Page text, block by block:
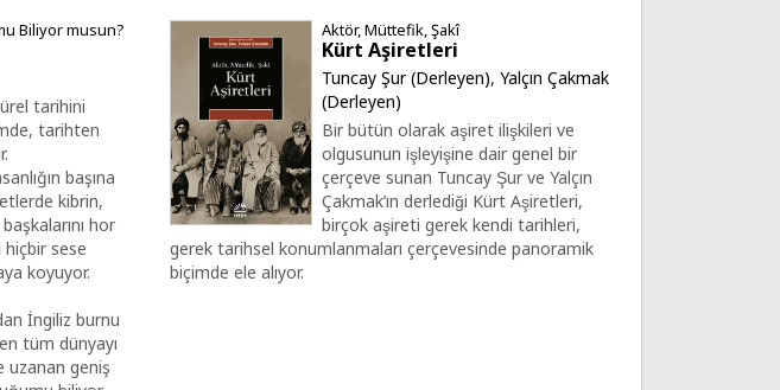
Biliyor musun?
tarihini
tarihten
başına
kibrin,
hor
sese
koyuyor.
İngiliz burnu
tüm dünyayı
uzanan geniş
Aktör, Müttefik, Şakî
Kürt Aşiretleri
Tuncay Şur (Derleyen), Yalçın Çakmak
(Derleyen)
Bir bütün olarak aşiret ilişkileri ve
olgusunun işleyişine dair genel bir
çerçeve sunan Tuncay Şur ve Yalçın
Çakmak’ın derlediği Kürt Aşiretleri,
birçok aşireti gerek kendi tarihleri,
gerek tarihsel konumlanmaları çerçevesinde panoramik
biçimde ele alıyor.